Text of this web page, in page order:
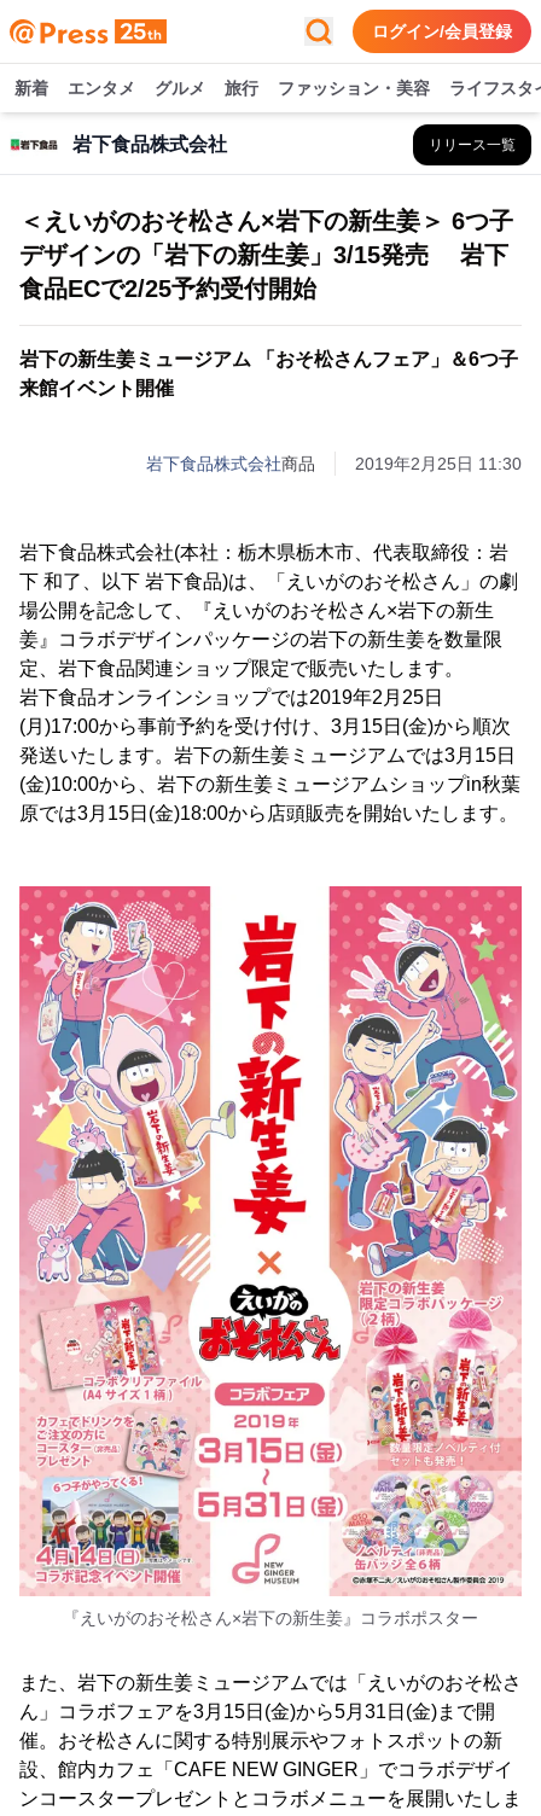
ログイン/会員登録
新着 エンタメ グルメ 旅行 ファッション・美容 ライフスタ
岩下食品株式会社 リリース一覧
＜えいがのおそ松さん×岩下の新生姜＞ 6つ子
デザインの「岩下の新生姜」3/15発売 岩下
食品ECで2/25予約受付開始
岩下の新生姜ミュージアム 「おそ松さんフェア」＆6つ子
来館イベント開催
岩下食品株式会社商品 2019年2月25日 11:30
岩下食品株式会社(本社：栃木県栃木市、代表取締役：岩
下 和了、以下 岩下食品)は、「えいがのおそ松さん」の劇
場公開を記念して、『えいがのおそ松さん×岩下の新生
姜』コラボデザインパッケージの岩下の新生姜を数量限
定、岩下食品関連ショップ限定で販売いたします。
岩下食品オンラインショップでは2019年2月25日
(月)17:00から事前予約を受け付け、3月15日(金)から順次
発送いたします。岩下の新生姜ミュージアムでは3月15日
(金)10:00から、岩下の新生姜ミュージアムショップin秋葉
原では3月15日(金)18:00から店頭販売を開始いたします。
『えいがのおそ松さん×岩下の新生姜』コラボポスター
また、岩下の新生姜ミュージアムでは「えいがのおそ松さ
ん」コラボフェアを3月15日(金)から5月31日(金)まで開
催。おそ松さんに関する特別展示やフォトスポットの新
設、館内カフェ「CAFE NEW GINGER」でコラボデザイ
ンコースタープレゼントとコラボメニューを展開いたしま